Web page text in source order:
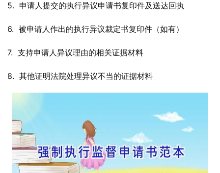
5.  申请人提交的执行异议申请书复印件及送达回执
6.  被申请人作出的执行异议裁定书复印件（如有）
7.  支持申请人异议理由的相关证据材料
8.  其他证明法院处理异议不当的证据材料